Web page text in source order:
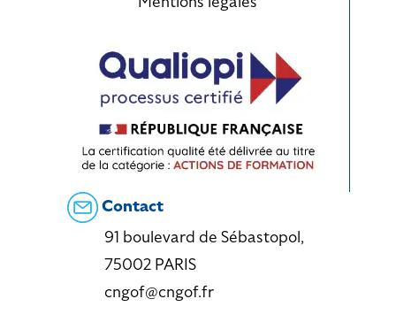
Contact
91 boulevard de Sébastopol,
75002 PARIS
cngof@cngof.fr